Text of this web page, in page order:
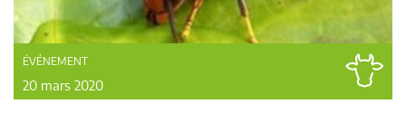
ÉVÉNEMENT
20 mars 2020